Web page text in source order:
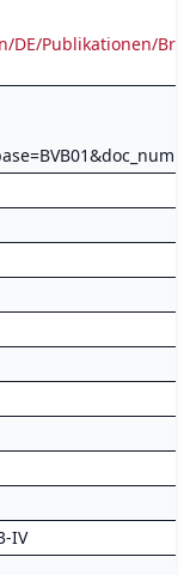
DE/Publikationen/
IV